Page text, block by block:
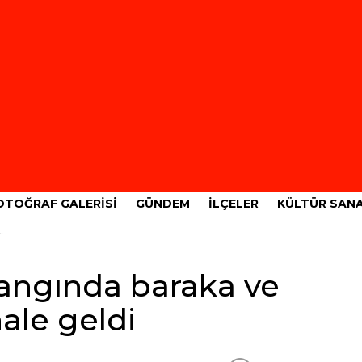
GALERISI GÜNDEM İLÇELER KÜLTÜR
baraka ve
geldi